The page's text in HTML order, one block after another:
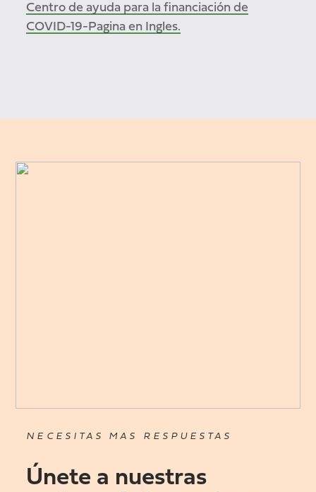
Centro de ayuda para la financiación de
COVID-19-Pagina en Ingles.
NECESITAS MAS RESPUESTAS
Únete a nuestras